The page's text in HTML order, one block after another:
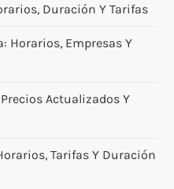
Duración Y Tarifas
Horarios, Empresas Y
Actualizados Y
Tarifas Y Duración